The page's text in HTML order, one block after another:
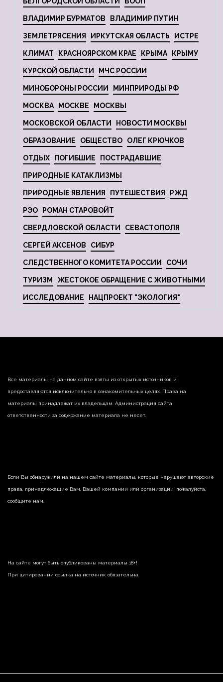
ВЛАДИМИР БУРМАТОВ ВЛАДИМИР ПУТИН
ЗЕМЛЕТРЯСЕНИЯ ИРКУТСКАЯ ОБЛАСТЬ ИСТРЕ
КЛИМАТ КРАСНОЯРСКОМ КРАЕ КРЫМА КРЫМУ
КУРСКОЙ ОБЛАСТИ МЧС РОССИИ
МИНОБОРОНЫ РОССИИ МИНПРИРОДЫ РФ
МОСКВА МОСКВЕ МОСКВЫ
МОСКОВСКОЙ ОБЛАСТИ НОВОСТИ МОСКВЫ
ОБРАЗОВАНИЕ ОБЩЕСТВО ОЛЕГ КРЮЧКОВ
ОТДЫХ ПОГИБШИЕ ПОСТРАДАВШИЕ
ПРИРОДНЫЕ КАТАКЛИЗМЫ
ПРИРОДНЫЕ ЯВЛЕНИЯ ПУТЕШЕСТВИЯ РЖД
РЭО РОМАН СТАРОВОЙТ
СВЕРДЛОВСКОЙ ОБЛАСТИ СЕВАСТОПОЛЯ
СЕРГЕЙ АКСЕНОВ СИБУР
СЛЕДСТВЕННОГО КОМИТЕТА РОССИИ СОЧИ
ТУРИЗМ ЖЕСТОКОЕ ОБРАЩЕНИЕ С ЖИВОТНЫМИ
ИССЛЕДОВАНИЕ НАЦПРОЕКТ "ЭКОЛОГИЯ"
Все материалы на данном сайте взяты из открытых источников и
предоставляются исключительно в ознакомительных целях. Права на
материалы принадлежат их владельцам. Администрация сайта
ответственности за содержание материала не несет.
Если Вы обнаружили на нашем сайте материалы, которые нарушают авторские
права, принадлежащие Вам, Вашей компании или организации, пожалуйста,
сообщите нам.
На сайте могут быть опубликованы материалы 18+!
При цитировании ссылка на источник обязательна.